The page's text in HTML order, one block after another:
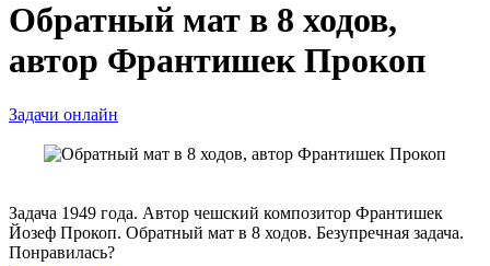
Обратный мат в 8 ходов,
автор Франтишек Прокоп
Задачи онлайн
Задача 1949 года. Автор чешский композитор Франтишек
Йозеф Прокоп. Обратный мат в 8 ходов. Безупречная задача.
Понравилась?